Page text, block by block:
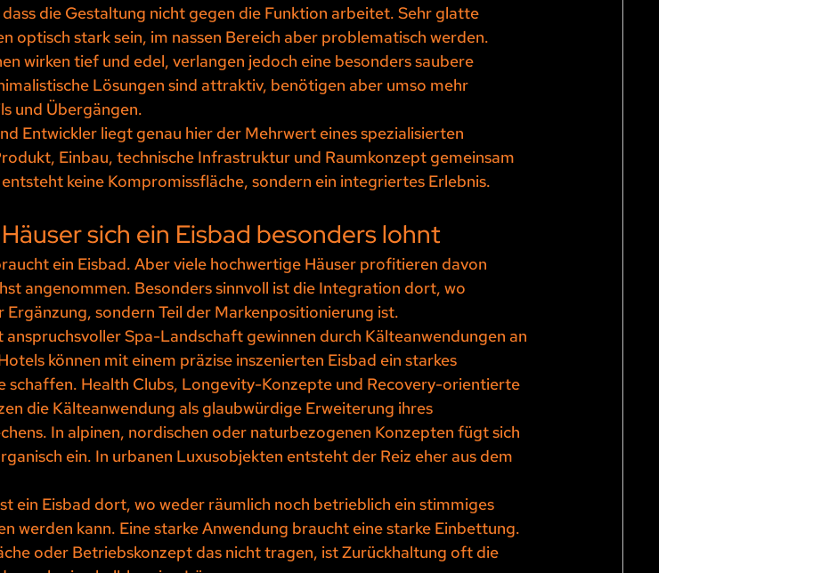
die Gestaltung nicht gegen die Funktion arbeitet. Sehr glatte
optisch stark sein, im nassen Bereich aber problematisch werden.
wirken tief und edel, verlangen jedoch eine besonders saubere
Lösungen sind attraktiv, benötigen aber umso mehr
und Übergängen.
Entwickler liegt genau hier der Mehrwert eines spezialisierten
Einbau, technische Infrastruktur und Raumkonzept gemeinsam
keine Kompromissfläche, sondern ein integriertes Erlebnis.
sich ein Eisbad besonders lohnt
ein Eisbad. Aber viele hochwertige Häuser profitieren davon
angenommen. Besonders sinnvoll ist die Integration dort, wo
Ergänzung, sondern Teil der Markenpositionierung ist.
anspruchsvoller Spa-Landschaft gewinnen durch Kälteanwendungen an
können mit einem präzise inszenierten Eisbad ein starkes
schaffen. Health Clubs, Longevity-Konzepte und Recovery-orientierte
die Kälteanwendung als glaubwürdige Erweiterung ihres
In alpinen, nordischen oder naturbezogenen Konzepten fügt sich
ein. In urbanen Luxusobjekten entsteht der Reiz eher aus dem
ein Eisbad dort, wo weder räumlich noch betrieblich ein stimmiges
werden kann. Eine starke Anwendung braucht eine starke Einbettung.
oder Betriebskonzept das nicht tragen, ist Zurückhaltung oft die